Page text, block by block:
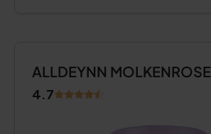
ALLDEYNN MOLKENROSE
4.7